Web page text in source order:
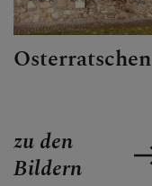
Osterratschen
zu den
Bildern